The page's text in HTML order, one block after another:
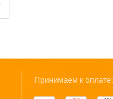
Принимаем к оплате: